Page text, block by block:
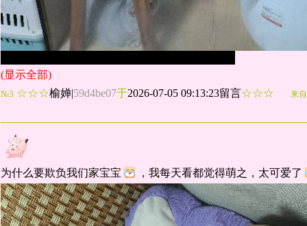
(显示全部)
№3 ☆☆☆榆婵|59d4be07于2026-07-05 09:13:23留言☆☆☆ 来
为什么要欺负我们家宝宝 ，我每天看都觉得萌之，太可爱了